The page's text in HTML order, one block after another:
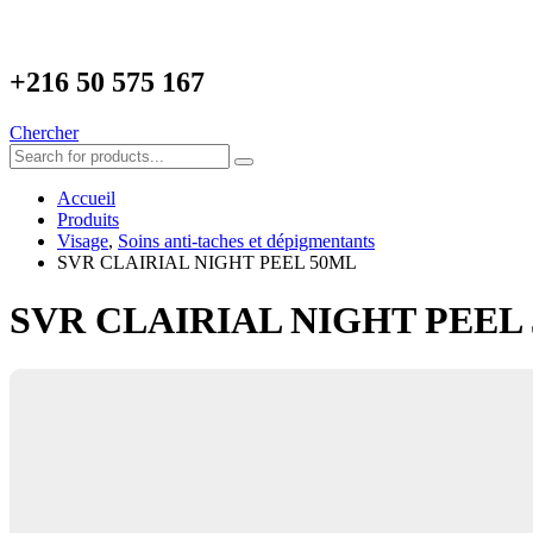
+216 50 575 167
Chercher
Accueil
Produits
Visage, Soins anti-taches et dépigmentants
SVR CLAIRIAL NIGHT PEEL 50ML
SVR CLAIRIAL NIGHT PEEL